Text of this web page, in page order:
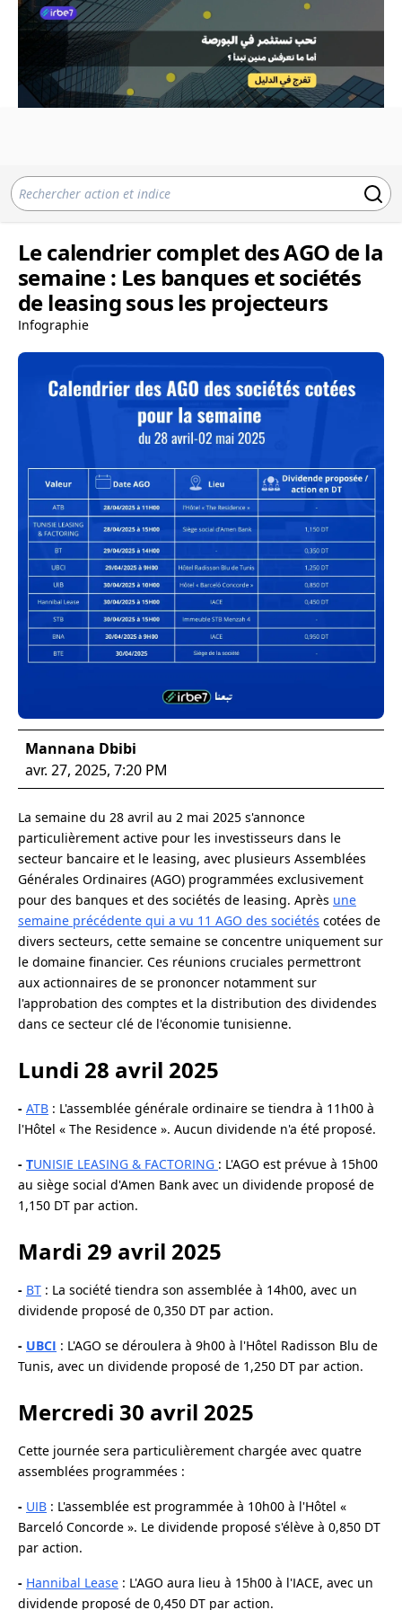
Le calendrier complet des AGO de la
semaine : Les banques et sociétés
de leasing sous les projecteurs
Infographie
Mannana Dbibi
avr. 27, 2025, 7:20 PM
La semaine du 28 avril au 2 mai 2025 s'annonce
particulièrement active pour les investisseurs dans le
secteur bancaire et le leasing, avec plusieurs Assemblées
Générales Ordinaires (AGO) programmées exclusivement
pour des banques et des sociétés de leasing. Après une
semaine précédente qui a vu 11 AGO des sociétés cotées de
divers secteurs, cette semaine se concentre uniquement sur
le domaine financier. Ces réunions cruciales permettront
aux actionnaires de se prononcer notamment sur
l'approbation des comptes et la distribution des dividendes
dans ce secteur clé de l'économie tunisienne.
Lundi 28 avril 2025
- ATB : L'assemblée générale ordinaire se tiendra à 11h00 à
l'Hôtel « The Residence ». Aucun dividende n'a été proposé.
- TUNISIE LEASING & FACTORING : L'AGO est prévue à 15h00
au siège social d'Amen Bank avec un dividende proposé de
1,150 DT par action.
Mardi 29 avril 2025
- BT : La société tiendra son assemblée à 14h00, avec un
dividende proposé de 0,350 DT par action.
- UBCI : L'AGO se déroulera à 9h00 à l'Hôtel Radisson Blu de
Tunis, avec un dividende proposé de 1,250 DT par action.
Mercredi 30 avril 2025
Cette journée sera particulièrement chargée avec quatre
assemblées programmées :
- UIB : L'assemblée est programmée à 10h00 à l'Hôtel «
Barceló Concorde ». Le dividende proposé s'élève à 0,850 DT
par action.
- Hannibal Lease : L'AGO aura lieu à 15h00 à l'IACE, avec un
dividende proposé de 0,450 DT par action.